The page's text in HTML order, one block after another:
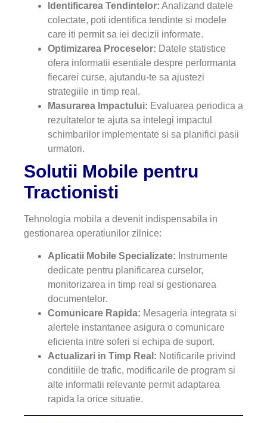
Identificarea Tendintelor: Analizand datele
colectate, poti identifica tendinte si modele
care iti permit sa iei decizii informate.
Optimizarea Proceselor: Datele statistice
ofera informatii esentiale despre performanta
fiecarei curse, ajutandu-te sa ajustezi
strategiile in timp real.
Masurarea Impactului: Evaluarea periodica a
rezultatelor te ajuta sa intelegi impactul
schimbarilor implementate si sa planifici pasii
urmatori.
Solutii Mobile pentru
Tractionisti
Tehnologia mobila a devenit indispensabila in
gestionarea operatiunilor zilnice:
Aplicatii Mobile Specializate: Instrumente
dedicate pentru planificarea curselor,
monitorizarea in timp real si gestionarea
documentelor.
Comunicare Rapida: Mesageria integrata si
alertele instantanee asigura o comunicare
eficienta intre soferi si echipa de suport.
Actualizari in Timp Real: Notificarile privind
conditiile de trafic, modificarile de program si
alte informatii relevante permit adaptarea
rapida la orice situatie.